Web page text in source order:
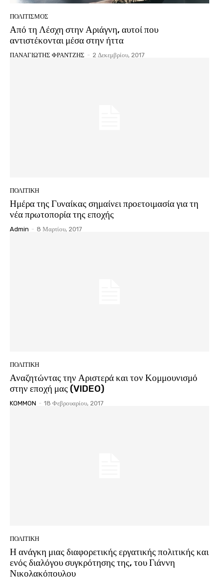
ΠΟΛΙΤΙΣΜΟΣ
Από τη Λέσχη στην Αριάγνη, αυτοί που
αντιστέκονται μέσα στην ήττα
ΠΑΝΑΓΙΩΤΗΣ ΦΡΑΝΤΖΗΣ - 2 Δεκεμβρίου, 2017
ΠΟΛΙΤΙΚΗ
Ημέρα της Γυναίκας σημαίνει προετοιμασία για τη
νέα πρωτοπορία της εποχής
Admin - 8 Μαρτίου, 2017
ΠΟΛΙΤΙΚΗ
Αναζητώντας την Αριστερά και τον Κομμουνισμό
στην εποχή μας (VIDEO)
KOMMON - 18 Φεβρουαρίου, 2017
ΠΟΛΙΤΙΚΗ
Η ανάγκη μιας διαφορετικής εργατικής πολιτικής και
ενός διαλόγου συγκρότησης της, του Γιάννη
Νικολακόπουλου